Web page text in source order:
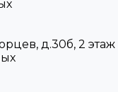
д.30б, 2 этаж